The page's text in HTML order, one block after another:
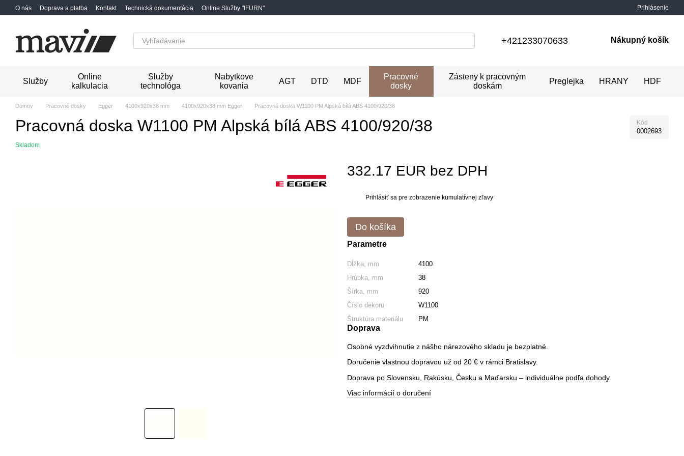
Перейти к основному контенту
O nás Doprava a platba Kontakt Technická dokumentácia Online Služby "IFURN" Prihlásenie
+421233070633 Nákupný košík
Služby
Online
kalkulacia
Služby
technológa
Nabytkove
kovania
AGT DTD MDF
Pracovné
dosky
Zásteny k pracovným
doskám
Preglejka HRANY HDF
Domov Pracovné dosky Egger 4100x920x38 mm 4100x920x38 mm Egger Pracovná doska W1100 PM Alpská bílá ABS 4100/920/38
Pracovná doska W1100 PM Alpská bílá ABS 4100/920/38 Kôd
0002693
Skladom
332.17 EUR bez DPH
Prihlásiť sa pre zobrazenie kumulatívnej zľavy
Do košíka
Parametre
Dĺžka, mm
4100
Hrúbka, mm
38
Šírka, mm
920
Číslo dekoru
W1100
Štruktúra materiálu
PM
Doprava
Osobné vyzdvihnutie z nášho nárezového skladu je bezplatné.
Doručenie vlastnou dopravou už od 20 € v rámci Bratislavy.
Doprava po Slovensku, Rakúsku, Česku a Maďarsku – individuálne podľa dohody.
Viac informácií o doručení